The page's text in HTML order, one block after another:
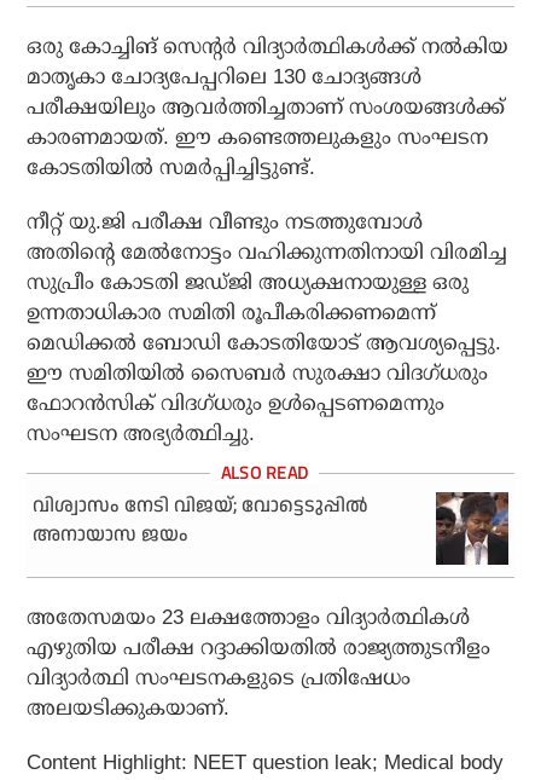
ഒരു കോച്ചിങ് സെന്റർ വിദ്യാർത്ഥികൾക്ക് നൽകിയ
മാതൃകാ ചോദ്യപേപ്പറിലെ 130 ചോദ്യങ്ങൾ
പരീക്ഷയിലും ആവർത്തിച്ചതാണ് സംശയങ്ങൾക്ക്
കാരണമായത്. ഈ കണ്ടെത്തലുകളും സംഘടന
കോടതിയിൽ സമർപ്പിച്ചിട്ടുണ്ട്.
നീറ്റ് യു.ജി പരീക്ഷ വീണ്ടും നടത്തുമ്പോൾ
അതിന്റെ മേൽനോട്ടം വഹിക്കുന്നതിനായി വിരമിച്ച
സുപ്രീം കോടതി ജഡ്ജി അധ്യക്ഷനായുള്ള ഒരു
ഉന്നതാധികാര സമിതി രൂപീകരിക്കണമെന്ന്
മെഡിക്കൽ ബോഡി കോടതിയോട് ആവശ്യപ്പെട്ടു.
ഈ സമിതിയിൽ സൈബർ സുരക്ഷാ വിദഗ്ധരും
ഫോറൻസിക് വിദഗ്ധരും ഉൾപ്പെടണമെന്നും
സംഘടന അഭ്യർത്ഥിച്ചു.
വിശ്വാസം നേടി വിജയ്; വോട്ടെടുപ്പില്‍
അനായാസ ജയം
അതേസമയം 23 ലക്ഷത്തോളം വിദ്യാർത്ഥികൾ
എഴുതിയ പരീക്ഷ റദ്ദാക്കിയതിൽ രാജ്യത്തുടനീളം
വിദ്യാർത്ഥി സംഘടനകളുടെ പ്രതിഷേധം
അലയടിക്കുകയാണ്.
Content Highlight: NEET question leak; Medical body